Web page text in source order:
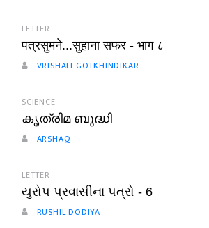
LETTER
पत्रसुमने...सुहाना सफर - भाग ८
VRISHALI GOTKHINDIKAR
SCIENCE
കൃത്രിമ ബുദ്ധി
ARSHAQ
LETTER
યુરોપ પ્રવાસીના પત્રો - 6
RUSHIL DODIYA